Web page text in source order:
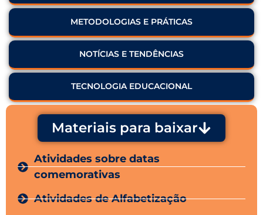
METODOLOGIAS E PRÁTICAS
NOTÍCIAS E TENDÊNCIAS
TECNOLOGIA EDUCACIONAL
Materiais para baixar
Atividades sobre datas
comemorativas
Atividades de Alfabetização